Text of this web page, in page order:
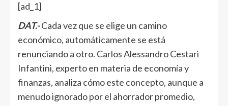
[ad_1]
DAT.-Cada vez que se elige un camino
económico, automáticamente se está
renunciando a otro. Carlos Alessandro Cestari
Infantini, experto en materia de economía y
finanzas, analiza cómo este concepto, aunque a
menudo ignorado por el ahorrador promedio,